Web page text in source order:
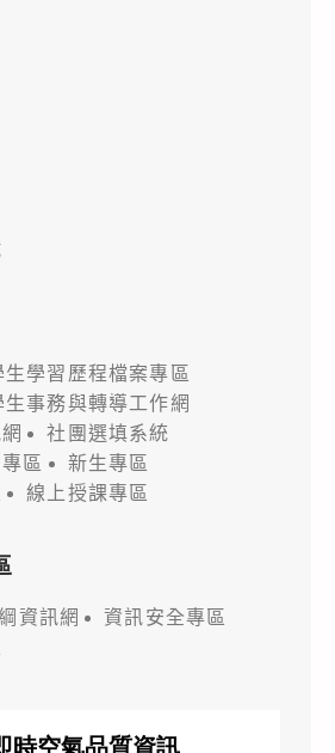
生學習歷程檔案專區
生事務與轉導工作網
社團選填系統
區
新生專區
線上授課專區
資訊網
資訊安全專區